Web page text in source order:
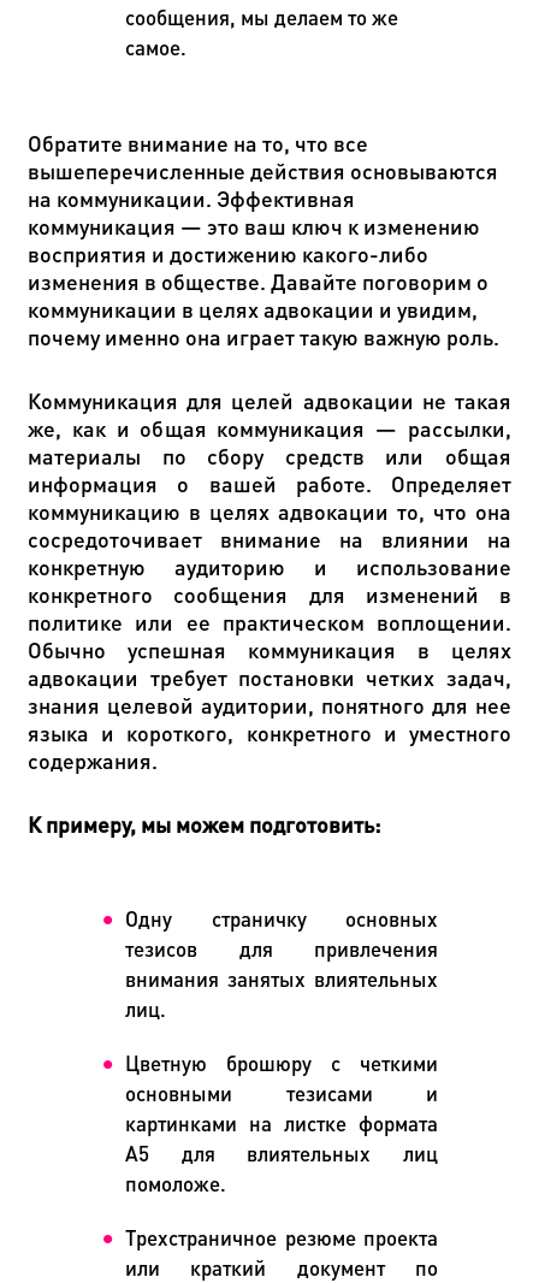
сообщения, мы делаем то же
самое.
Обратите внимание на то, что все
вышеперечисленные действия основываются
на коммуникации. Эффективная
коммуникация — это ваш ключ к изменению
восприятия и достижению какого-либо
изменения в обществе. Давайте поговорим о
коммуникации в целях адвокации и увидим,
почему именно она играет такую важную роль.
Коммуникация для целей адвокации не такая
же, как и общая коммуникация — рассылки,
материалы по сбору средств или общая
информация о вашей работе. Определяет
коммуникацию в целях адвокации то, что она
сосредоточивает внимание на влиянии на
конкретную аудиторию и использование
конкретного сообщения для изменений в
политике или ее практическом воплощении.
Обычно успешная коммуникация в целях
адвокации требует постановки четких задач,
знания целевой аудитории, понятного для нее
языка и короткого, конкретного и уместного
содержания.
К примеру, мы можем подготовить:
Одну страничку основных
тезисов для привлечения
внимания занятых влиятельных
лиц.
Цветную брошюру с четкими
основными тезисами и
картинками на листке формата
А5 для влиятельных лиц
помоложе.
Трехстраничное резюме проекта
или краткий документ по